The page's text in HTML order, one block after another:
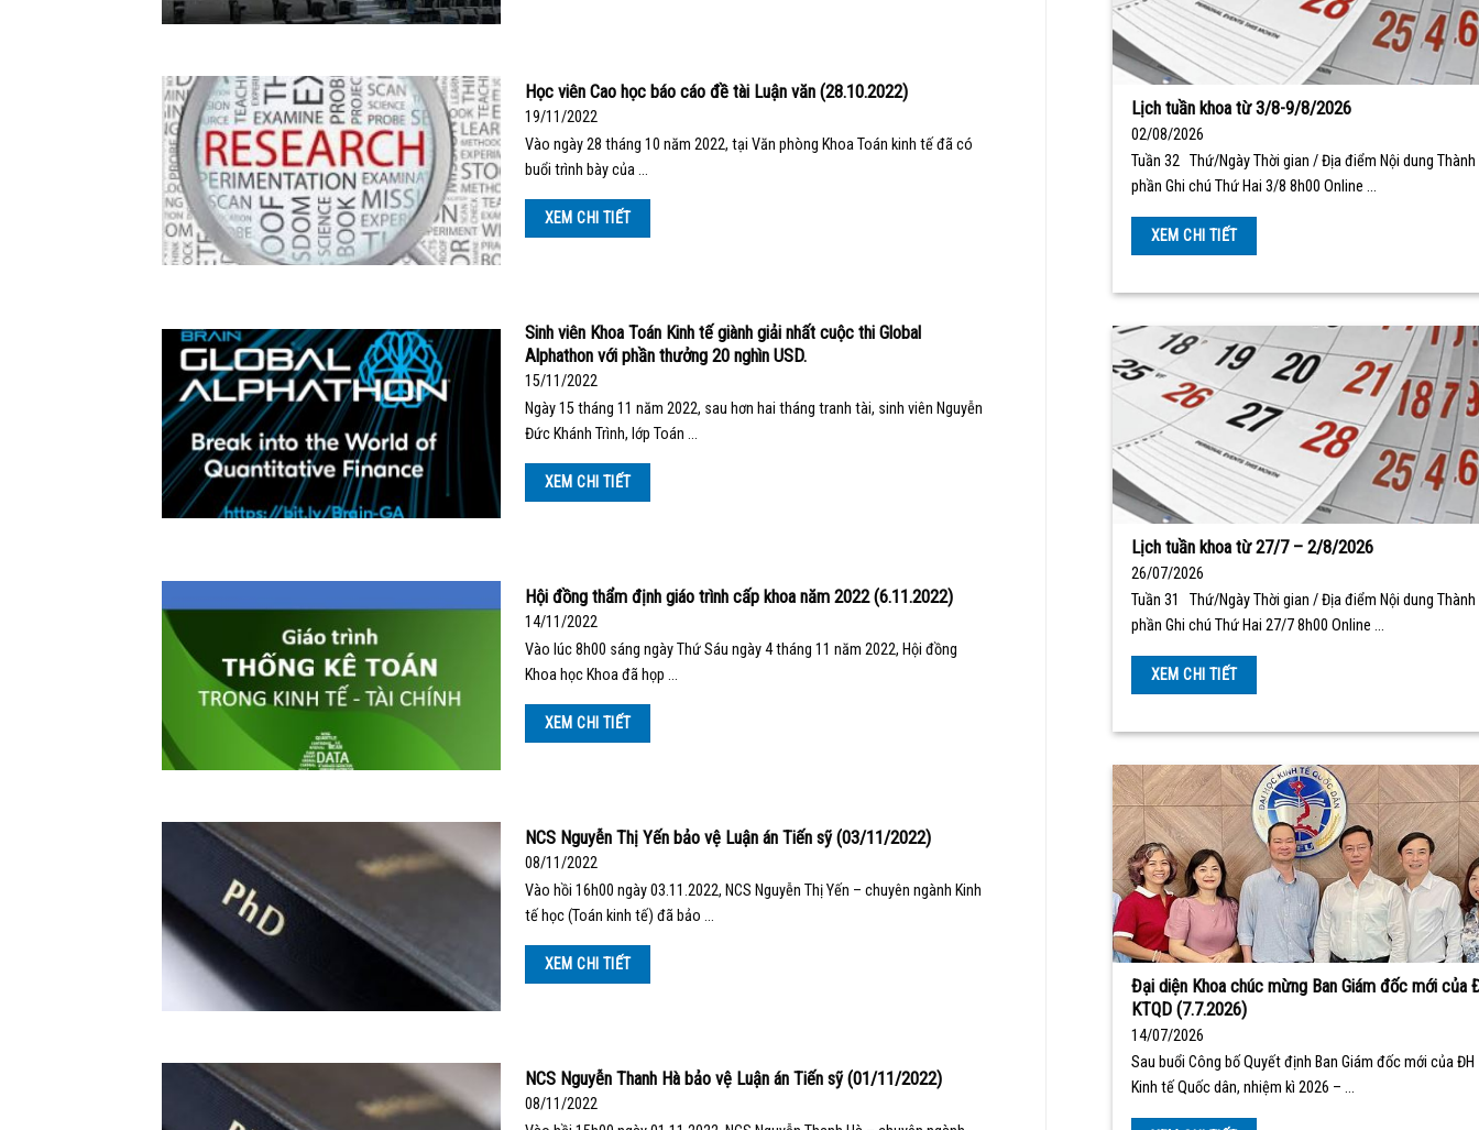
Học viên Cao học báo cáo đề tài Luận văn (28.10.2022)
19/11/2022
Vào ngày 28 tháng 10 năm 2022, tại Văn phòng Khoa Toán kinh tế đã có
buổi trình bày của …
XEM CHI TIẾT
Sinh viên Khoa Toán Kinh tế giành giải nhất cuộc thi Global
Alphathon với phần thưởng 20 nghìn USD.
15/11/2022
Ngày 15 tháng 11 năm 2022, sau hơn hai tháng tranh tài, sinh viên Nguyễn
Đức Khánh Trình, lớp Toán …
XEM CHI TIẾT
Hội đồng thẩm định giáo trình cấp khoa năm 2022 (6.11.2022)
14/11/2022
Vào lúc 8h00 sáng ngày Thứ Sáu ngày 4 tháng 11 năm 2022, Hội đồng
Khoa học Khoa đã họp …
XEM CHI TIẾT
NCS Nguyễn Thị Yến bảo vệ Luận án Tiến sỹ (03/11/2022)
08/11/2022
Vào hồi 16h00 ngày 03.11.2022, NCS Nguyễn Thị Yến – chuyên ngành Kinh
tế học (Toán kinh tế) đã bảo …
XEM CHI TIẾT
NCS Nguyễn Thanh Hà bảo vệ Luận án Tiến sỹ (01/11/2022)
08/11/2022
Lịch tuần khoa từ 3/8-9/8/2026
02/08/2026
Tuần 32 Thứ/Ngày Thời gian / Địa điểm Nội dung Thành
phần Ghi chú Thứ Hai 3/8 8h00 Online …
XEM CHI TIẾT
Lịch tuần khoa từ 27/7 – 2/8/2026
26/07/2026
Tuần 31 Thứ/Ngày Thời gian / Địa điểm Nội dung Thành
phần Ghi chú Thứ Hai 27/7 8h00 Online …
XEM CHI TIẾT
Đại diện Khoa chúc mừng Ban Giám đốc mới của
KTQD (7.7.2026)
14/07/2026
Sau buổi Công bố Quyết định Ban Giám đốc mới của ĐH
Kinh tế Quốc dân, nhiệm kì 2026 – …